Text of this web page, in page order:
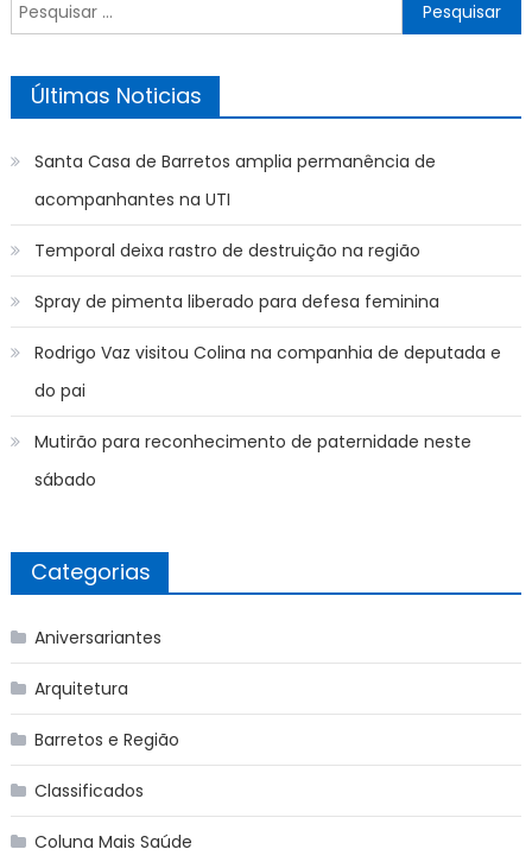
por:
Últimas Noticias
Santa Casa de Barretos amplia permanência de
acompanhantes na UTI
Temporal deixa rastro de destruição na região
Spray de pimenta liberado para defesa feminina
Rodrigo Vaz visitou Colina na companhia de deputada e
do pai
Mutirão para reconhecimento de paternidade neste
sábado
Categorias
Aniversariantes
Arquitetura
Barretos e Região
Classificados
Coluna Mais Saúde